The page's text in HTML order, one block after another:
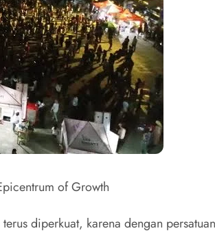
of Growth
diperkuat, karena dengan